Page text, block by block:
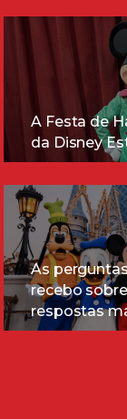
A Festa de
da Disney
As
recebo
respostas